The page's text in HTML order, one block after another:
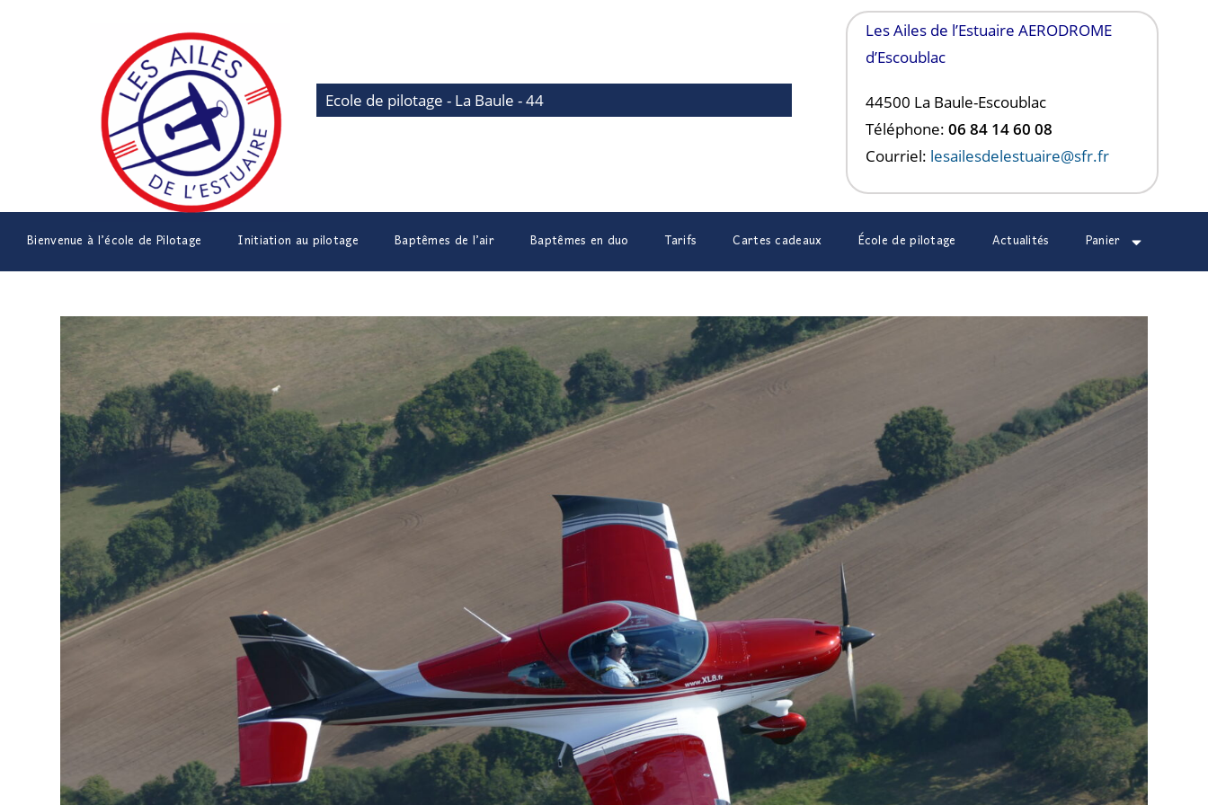
Ecole de pilotage - La Baule - 44
Les Ailes de l’Estuaire AERODROME
d’Escoublac
44500 La Baule-Escoublac
Téléphone:06 84 14 60 08
Courriel: lesailesdelestuaire@sfr.fr
Bienvenue à l’école de Pilotage Initiation au pilotage Baptêmes de l’air Baptêmes en duo Tarifs Cartes cadeaux École de pilotage Actualités Panier